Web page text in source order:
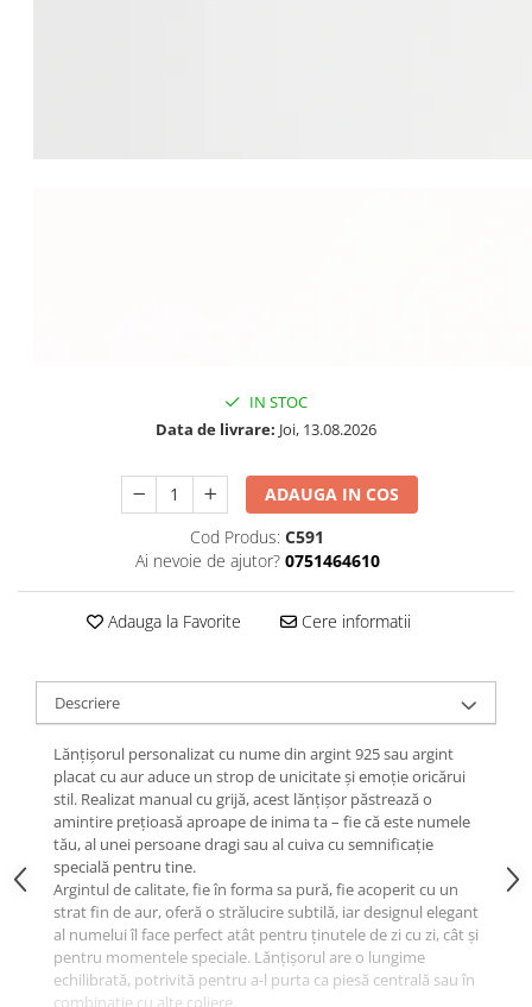
IN STOC
Data de livrare: Joi, 13.08.2026
ADAUGA IN COS
Cod Produs: C591
Ai nevoie de ajutor? 0751464610
Adauga la Favorite Cere informatii
Descriere
Lănțișorul personalizat cu nume din argint 925 sau argint
placat cu aur aduce un strop de unicitate și emoție oricărui
stil. Realizat manual cu grijă, acest lănțișor păstrează o
amintire prețioasă aproape de inima ta – fie că este numele
tău, al unei persoane dragi sau al cuiva cu semnificație
specială pentru tine.
Argintul de calitate, fie în forma sa pură, fie acoperit cu un
strat fin de aur, oferă o strălucire subtilă, iar designul elegant
al numelui îl face perfect atât pentru ținutele de zi cu zi, cât și
pentru momentele speciale. Lănțișorul are o lungime
echilibrată, potrivită pentru a-l purta ca piesă centrală sau în
combinație cu alte coliere.